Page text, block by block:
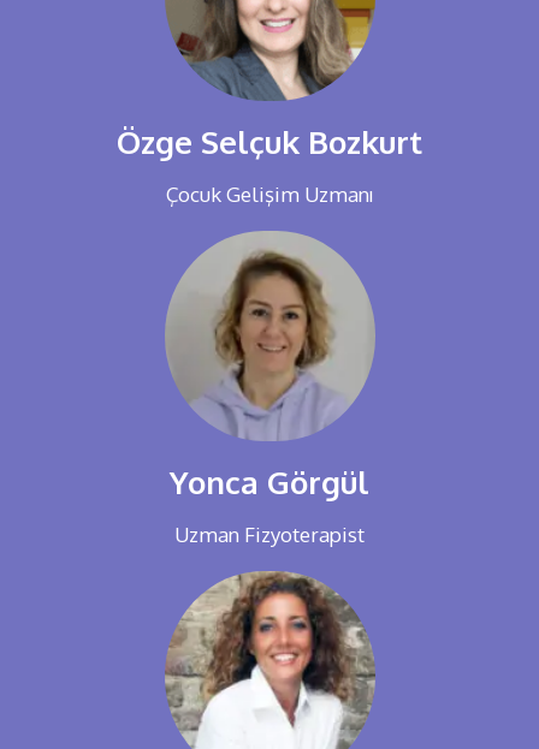
Özge Selçuk Bozkurt
Çocuk Gelişim Uzmanı
Yonca Görgül
Uzman Fizyoterapist